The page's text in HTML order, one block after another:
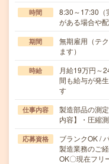
時間
8:30～17:30（
がある場合や
期間
無期雇用（テ
ます）
時給
月給19万円～
間も給与が発
す
仕事内容
製造部品の測
内容】・圧縮
応募資格
ブランクOK /
製造業務のご
OK〇現在フリ